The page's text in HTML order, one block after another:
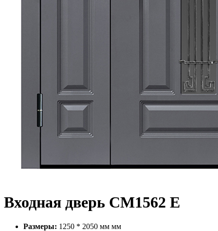
Входная дверь СМ1562 Е
Размеры: 1250 * 2050 мм мм